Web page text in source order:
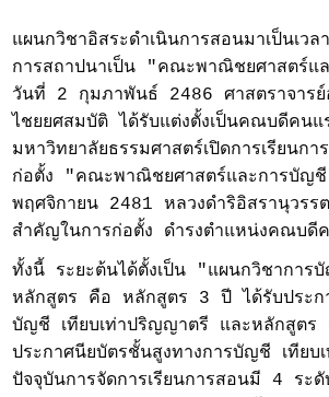
แผนกวิชาอิสระดำเนินการสอนมาเป็นเว
การสถาปนาเป็น "คณะพาณิชยศาสตร์แ
วันที่ 2 กุมภาพันธ์ 2486 ศาสตราจาร
ไชยยศสมบัติ ได้รับแต่งตั้งเป็นคณบดีคนแ
มหาวิทยาลัยธรรมศาสตร์เปิดการเรียนก
ก่อตั้ง "คณะพาณิชยศาสตร์และการบัญ
พฤศจิกายน 2481 หลวงดำริอิสรานุวร
สำคัญในการก่อตั้ง ดำรงตำแหน่งคณบดี
ทั้งนี้ ระยะต้นได้ตั้งเป็น "แผนกวิชากา
หลักสูตร คือ หลักสูตร 3 ปี ได้รับประก
บัญชี เทียบเท่าปริญญาตรี และหลักสูต
ประกาศนียบัตรชั้นสูงทางการบัญชี เทียบ
ปัจจุบันการจัดการเรียนการสอนมี 4 ร